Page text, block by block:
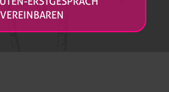
VEREINBAREN